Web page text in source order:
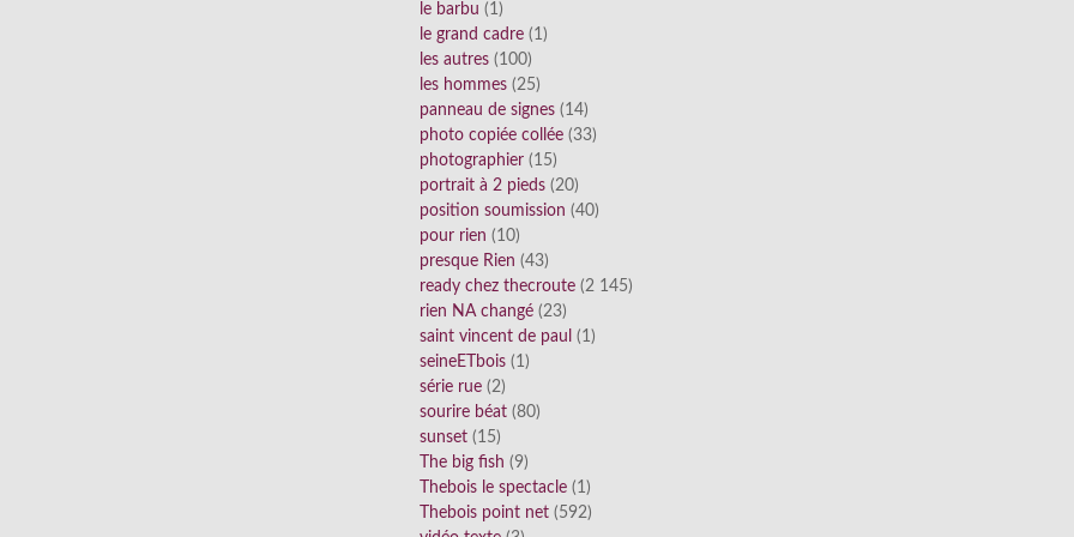
le barbu (1)
le grand cadre (1)
les autres (100)
les hommes (25)
panneau de signes (14)
photo copiée collée (33)
photographier (15)
portrait à 2 pieds (20)
position soumission (40)
pour rien (10)
presque Rien (43)
ready chez thecroute (2 145)
rien NA changé (23)
saint vincent de paul (1)
seineETbois (1)
série rue (2)
sourire béat (80)
sunset (15)
The big fish (9)
Thebois le spectacle (1)
Thebois point net (592)